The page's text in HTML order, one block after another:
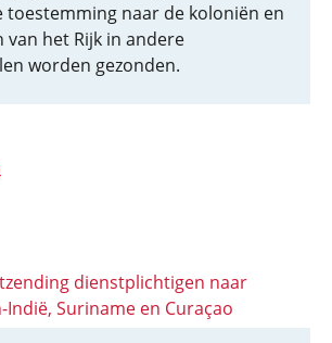
toestemming naar de koloniën en
van het Rijk in andere
worden gezonden.
dienstplichtigen naar
Suriname en Curaçao